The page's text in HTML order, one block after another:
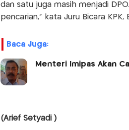
dan satu juga masih menjadi
pencarian," kata Juru Bicara KPK,
Baca Juga:
Menteri Imipas Akan
(Arief Setyadi )